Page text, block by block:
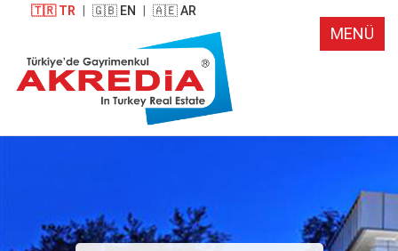
MENÜ
🇹🇷 TR 🇬🇧 EN 🇦🇪 AR